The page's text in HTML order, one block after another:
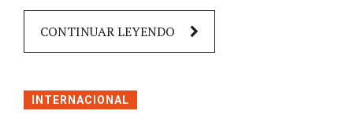
CONTINUAR LEYENDO
INTERNACIONAL